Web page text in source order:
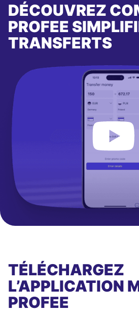
DÉCOUVREZ
PROFEE
TRANSFERTS
TÉLÉCHARGEZ
L’APPLICATION
PROFEE